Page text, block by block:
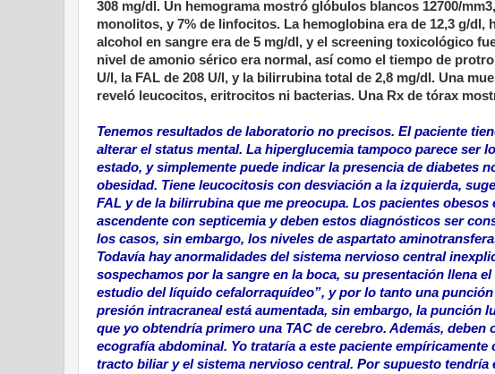
308 mg/dl. Un hemograma mostró glóbulos blancos 12700/
monolitos, y 7% de linfocitos. La hemoglobina era de 12,3 g/dl,
alcohol en sangre era de 5 mg/dl, y el screening toxicológico
nivel de amonio sérico era normal, así como el tiempo de
U/l, la FAL de 208 U/l, y la bilirrubina total de 2,8 mg/dl. Una
reveló leucocitos, eritrocitos ni bacterias. Una Rx de tórax
Tenemos resultados de laboratorio no precisos. El paciente
alterar el status mental. La hiperglucemia tampoco parece ser
estado, y simplemente puede indicar la presencia de diabetes
obesidad. Tiene leucocitosis con desviación a la izquierda,
FAL y de la bilirrubina que me preocupa. Los pacientes
ascendente con septicemia y deben estos diagnósticos ser
los casos, sin embargo, los niveles de aspartato
Todavía hay anormalidades del sistema nervioso central
sospechamos por la sangre en la boca, su presentación llena
estudio del líquido cefalorraquídeo”, y por lo tanto una
presión intracraneal está aumentada, sin embargo, la punción
que yo obtendría primero una TAC de cerebro. Además,
ecografía abdominal. Yo trataría a este paciente
tracto biliar y el sistema nervioso central. Por supuesto tendría